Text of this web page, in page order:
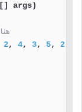
args)
//
2, 4, 3, 5, 2